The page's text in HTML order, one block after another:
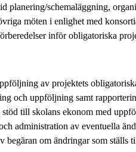
planering/schemaläggning,
möten i enlighet med
inför obligatoriska
av projektets
och uppföljning samt
till skolans ekonom med
administration av eventuella
begäran om ändringar som ställs